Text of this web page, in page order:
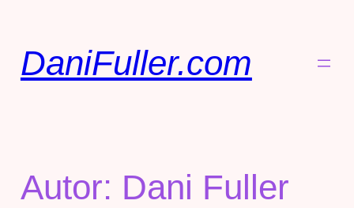
DaniFuller.com
Autor: Dani Fuller